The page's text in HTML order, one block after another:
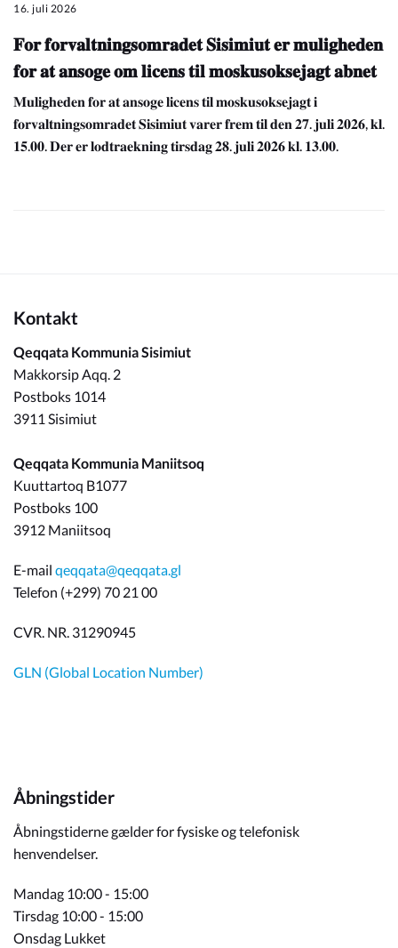
16. juli 2026
𝐅𝐨𝐫 𝐟𝐨𝐫𝐯𝐚𝐥𝐭𝐧𝐢𝐧𝐠𝐬𝐨𝐦𝐫𝐚𝐝𝐞𝐭 𝐒𝐢𝐬𝐢𝐦𝐢𝐮𝐭 𝐞𝐫 𝐦𝐮𝐥𝐢𝐠𝐡𝐞𝐝𝐞𝐧
𝐟𝐨𝐫 𝐚𝐭 𝐚𝐧𝐬𝐨𝐠𝐞 𝐨𝐦 𝐥𝐢𝐜𝐞𝐧𝐬 𝐭𝐢𝐥 𝐦𝐨𝐬𝐤𝐮𝐬𝐨𝐤𝐬𝐞𝐣𝐚𝐠𝐭 𝐚𝐛𝐧𝐞𝐭
𝐌𝐮𝐥𝐢𝐠𝐡𝐞𝐝𝐞𝐧 𝐟𝐨𝐫 𝐚𝐭 𝐚𝐧𝐬𝐨𝐠𝐞 𝐥𝐢𝐜𝐞𝐧𝐬 𝐭𝐢𝐥 𝐦𝐨𝐬𝐤𝐮𝐬𝐨𝐤𝐬𝐞𝐣𝐚𝐠𝐭 𝐢
𝐟𝐨𝐫𝐯𝐚𝐥𝐭𝐧𝐢𝐧𝐠𝐬𝐨𝐦𝐫𝐚𝐝𝐞𝐭 𝐒𝐢𝐬𝐢𝐦𝐢𝐮𝐭 𝐯𝐚𝐫𝐞𝐫 𝐟𝐫𝐞𝐦 𝐭𝐢𝐥 𝐝𝐞𝐧 𝟐𝟕. 𝐣𝐮𝐥𝐢 𝟐𝟎𝟐𝟔, 𝐤𝐥.
𝟏𝟓.𝟎𝟎. 𝐃𝐞𝐫 𝐞𝐫 𝐥𝐨𝐝𝐭𝐫𝐚𝐞𝐤𝐧𝐢𝐧𝐠 𝐭𝐢𝐫𝐬𝐝𝐚𝐠 𝟐𝟖. 𝐣𝐮𝐥𝐢 𝟐𝟎𝟐𝟔 𝐤𝐥. 𝟏𝟑.𝟎𝟎.
Kontakt
Qeqqata Kommunia Sisimiut
Makkorsip Aqq. 2
Postboks 1014
3911 Sisimiut
Qeqqata Kommunia Maniitsoq
Kuuttartoq B1077
Postboks 100
3912 Maniitsoq
E-mail qeqqata@qeqqata.gl
Telefon (+299) 70 21 00
CVR. NR. 31290945
GLN (Global Location Number)
Åbningstider
Åbningstiderne gælder for fysiske og telefonisk
henvendelser.
Mandag 10:00 - 15:00
Tirsdag 10:00 - 15:00
Onsdag Lukket